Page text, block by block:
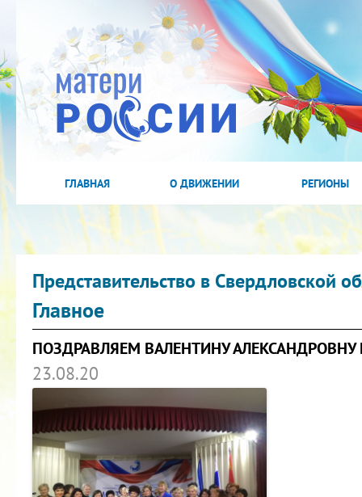
ГЛАВНАЯ О ДВИЖЕНИИ РЕГИОНЫ
Представительство в Свердловской
Главное
ПОЗДРАВЛЯЕМ ВАЛЕНТИНУ
23.08.20